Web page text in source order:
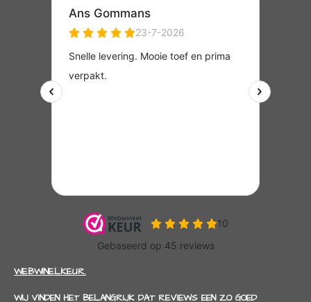
WEBWINELKEUR.
WIJ VINDEN HET BELANGRIJK DAT REVIEWS EEN ZO GOED